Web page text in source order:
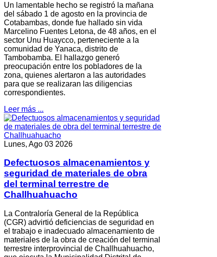
Un lamentable hecho se registró la mañana
del sábado 1 de agosto en la provincia de
Cotabambas, donde fue hallado sin vida
Marcelino Fuentes Letona, de 48 años, en el
sector Unu Huaycco, perteneciente a la
comunidad de Yanaca, distrito de
Tambobamba. El hallazgo generó
preocupación entre los pobladores de la
zona, quienes alertaron a las autoridades
para que se realizaran las diligencias
correspondientes.
Leer más ...
Lunes, Ago 03 2026
Defectuosos almacenamientos y
seguridad de materiales de obra
del terminal terrestre de
Challhuahuacho
La Contraloría General de la República
(CGR) advirtió deficiencias de seguridad en
el trabajo e inadecuado almacenamiento de
materiales de la obra de creación del terminal
terrestre interprovincial de Challhuahuacho,